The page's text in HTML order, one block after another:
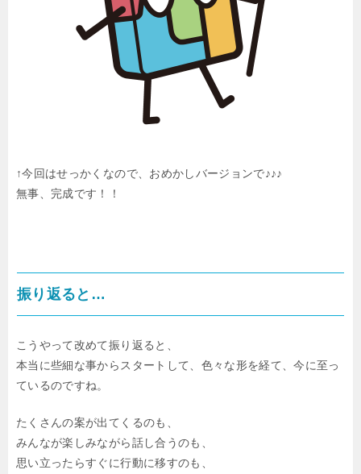
↑今回はせっかくなので、おめかしバージョンで♪♪♪
無事、完成です！！
振り返ると…
こうやって改めて振り返ると、
本当に些細な事からスタートして、色々な形を経て、今に至っ
ているのですね。
たくさんの案が出てくるのも、
みんなが楽しみながら話し合うのも、
思い立ったらすぐに行動に移すのも、